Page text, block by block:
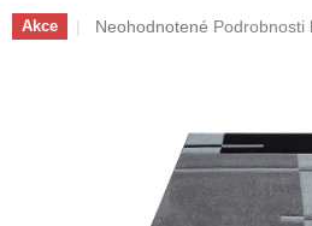
Akce
Priemerné
hviezdičiek.
Neohodnotené Podrobnosti